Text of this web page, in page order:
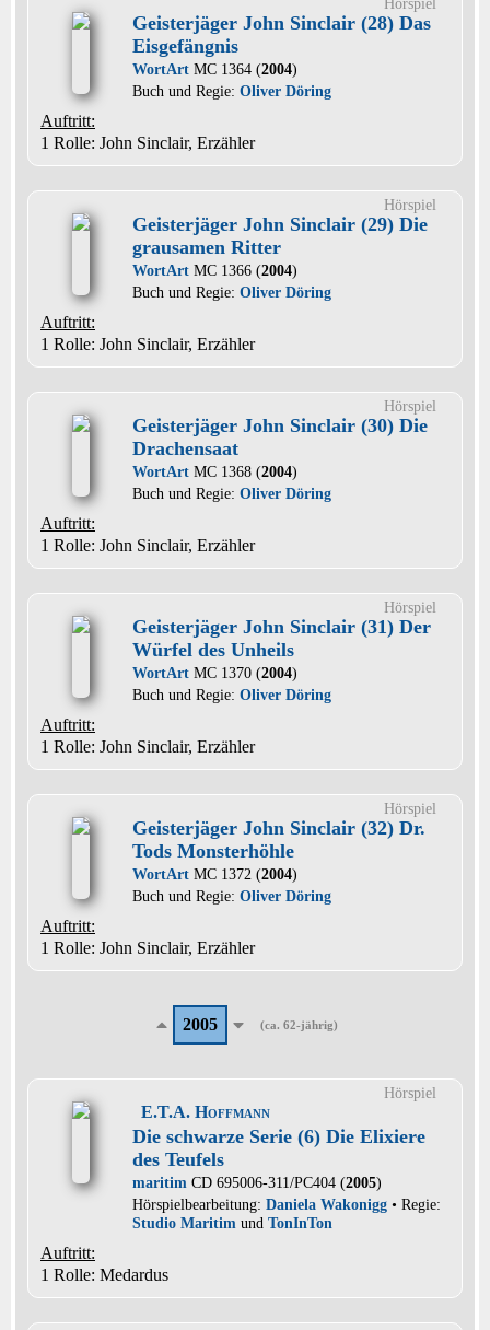
Geisterjäger John Sinclair (28) Das
Eisgefängnis
WortArt MC 1364 (2004)
Buch und Regie: Oliver Döring
Auftritt:
1 Rolle: John Sinclair, Erzähler
Hörspiel
Geisterjäger John Sinclair (29) Die
grausamen Ritter
WortArt MC 1366 (2004)
Buch und Regie: Oliver Döring
Auftritt:
1 Rolle: John Sinclair, Erzähler
Hörspiel
Geisterjäger John Sinclair (30) Die
Drachensaat
WortArt MC 1368 (2004)
Buch und Regie: Oliver Döring
Auftritt:
1 Rolle: John Sinclair, Erzähler
Hörspiel
Geisterjäger John Sinclair (31) Der
Würfel des Unheils
WortArt MC 1370 (2004)
Buch und Regie: Oliver Döring
Auftritt:
1 Rolle: John Sinclair, Erzähler
Hörspiel
Geisterjäger John Sinclair (32) Dr.
Tods Monsterhöhle
WortArt MC 1372 (2004)
Buch und Regie: Oliver Döring
Auftritt:
1 Rolle: John Sinclair, Erzähler
2005 (ca. 62-jährig)
Hörspiel
E.T.A. Hoffmann
Die schwarze Serie (6) Die Elixiere
des Teufels
maritim CD 695006-311/PC404 (2005)
Hörspielbearbeitung: Daniela Wakonigg • Regie:
Studio Maritim und TonInTon
Auftritt:
1 Rolle: Medardus